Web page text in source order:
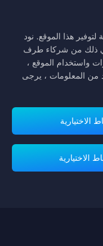
هذا الموقع. نود
في ذلك من شركاء طرف
واستخدام الموقع ،
من المعلومات ، يرجى
الاختيارية
الاختيارية